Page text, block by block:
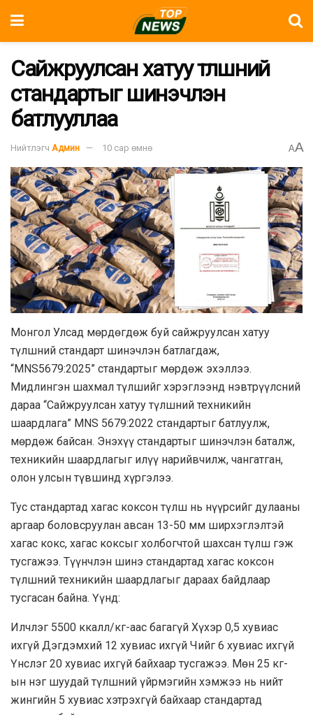
Сайжруулсан хатуу түлшний
стандартыг шинэчлэн
батлууллаа
Нийтлэгч Админ 10 сар өмнө AA
Монгол Улсад мөрдөгдөж буй сайжруулсан хатуу
түлшний стандарт шинэчлэн батлагдаж,
“MNS5679:2025” стандартыг мөрдөж эхэллээ.
Мидлингэн шахмал түлшийг хэрэглээнд нэвтрүүлсний
дараа “Сайжруулсан хатуу түлшний техникийн
шаардлага” MNS 5679:2022 стандартыг батлуулж,
мөрдөж байсан. Энэхүү стандартыг шинэчлэн баталж,
техникийн шаардлагыг илүү нарийвчилж, чангатган,
олон улсын түвшинд хүргэлээ.
Тус стандартад хагас коксон түлш нь нүүрсийг дулааны
аргаар боловсруулан авсан 13-50 мм ширхэглэлтэй
хагас кокс, хагас коксыг холбогчтой шахсан түлш гэж
тусгажээ. Түүнчлэн шинэ стандартад хагас коксон
түлшний техникийн шаардлагыг дараах байдлаар
тусгасан байна. Үүнд:
Илчлэг 5500 ккалл/кг-аас багагүй Хүхэр 0,5 хувиас
ихгүй Дэгдэмхий 12 хувиас ихгүй Чийг 6 хувиас ихгүй
Үнслэг 20 хувиас ихгүй байхаар тусгажээ. Мөн 25 кг-
ын нэг шуудай түлшний үйрмэгийн хэмжээ нь нийт
жингийн 5 хувиас хэтрэхгүй байхаар стандартад